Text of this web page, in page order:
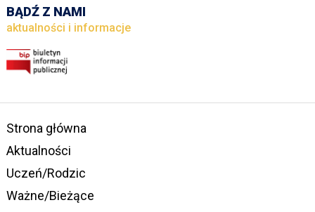
BĄDŹ Z NAMI
aktualności i informacje
Strona główna
Aktualności
Uczeń/Rodzic
Ważne/Bieżące